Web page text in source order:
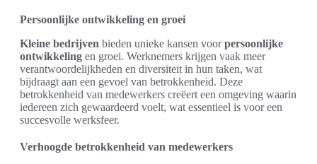
Persoonlijke ontwikkeling en groei
Kleine bedrijven bieden unieke kansen voorpersoonlijke
ontwikkeling en groei. Werknemers krijgen vaak meer
verantwoordelijkheden en diversiteit in hun taken, wat
bijdraagt aan een gevoel van betrokkenheid. Deze
betrokkenheid van medewerkers creëert een omgeving waarin
iedereen zich gewaardeerd voelt, wat essentieel is voor een
succesvolle werksfeer.
Verhoogde betrokkenheid van medewerkers